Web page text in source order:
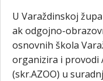
U Varaždinskoj
ak odgojno-
osnovnih škola
organizira i provodi
(skr.AZOO) u